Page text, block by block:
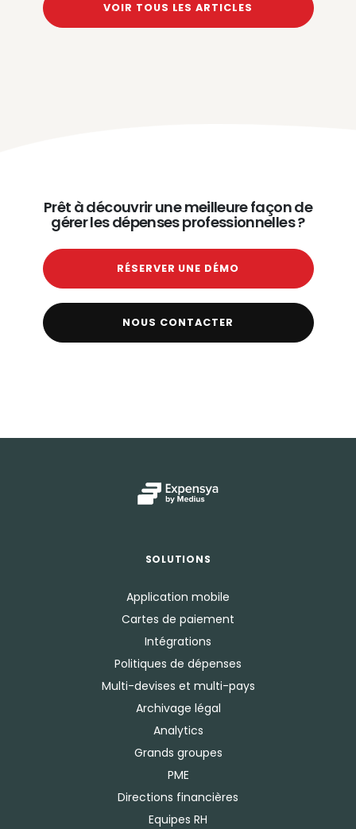
VOIR TOUS LES ARTICLES
Prêt à découvrir une meilleure façon de
gérer les dépenses professionnelles ?
RÉSERVER UNE DÉMO
NOUS CONTACTER
SOLUTIONS
Application mobile
Cartes de paiement
Intégrations
Politiques de dépenses
Multi-devises et multi-pays
Archivage légal
Analytics
Grands groupes
PME
Directions financières
Equipes RH